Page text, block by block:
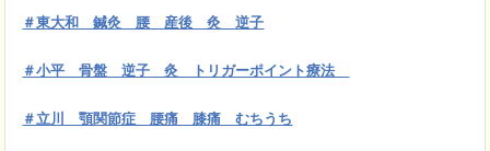
＃東大和 鍼灸 腰 産後 灸 逆子
＃小平 骨盤 逆子 灸 トリガーポイント療法
＃立川 顎関節症 腰痛 膝痛 むちうち